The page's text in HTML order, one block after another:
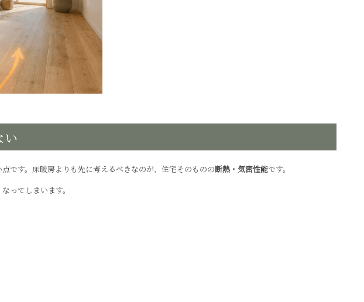
い
です。床暖房よりも先に考えるべきなのが、住宅そのものの断熱・気密性能です。
ってしまいます。